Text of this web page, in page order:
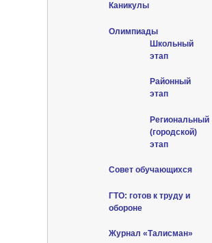
Каникулы
Олимпиады
Школьный
этап
Районный
этап
Региональный
(городской)
этап
Совет обучающихся
ГТО: готов к труду и
обороне
Журнал «Талисман»